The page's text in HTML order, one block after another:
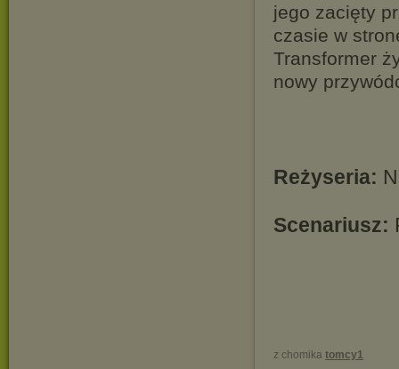
jego zacięty
czasie w
Transformer
nowy
Reżyseria:
Scenariusz:
z chomika tomcy1